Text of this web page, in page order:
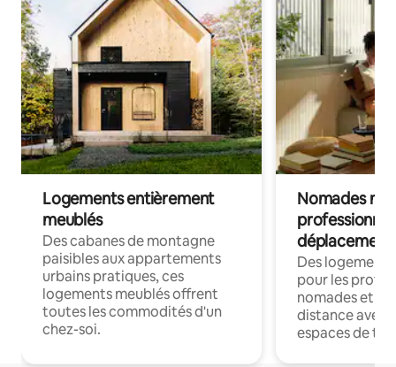
Logements entièrement
meublés
Des cabanes de montagne
paisibles aux appartements
urbains pratiques, ces
logements meublés offrent
toutes les commodités d'un
chez-soi.
Nomades
déplacement
Des
pour les
nomades et
distance avec
espaces de